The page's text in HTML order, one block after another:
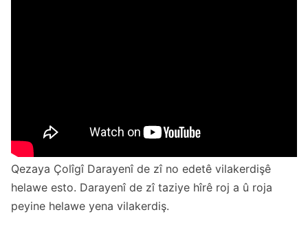
Qezaya Çolîgî Darayenî de zî no edetê vilakerdişê
helawe esto. Darayenî de zî taziye hîrê roj a û roja
peyine helawe yena vilakerdiş.